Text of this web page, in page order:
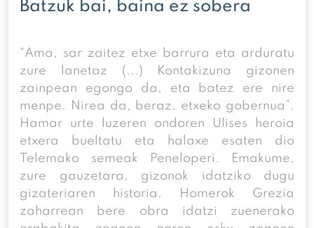
Batzuk bai, baina ez sobera
“Ama, sar zaitez etxe barrura eta arduratu
zure lanetaz (...) Kontakizuna gizonen
zainpean egongo da, eta batez ere nire
menpe. Nirea da, beraz, etxeko gobernua”.
Hamar urte luzeren ondoren Ulises heroia
etxera bueltatu eta halaxe esaten dio
Telemako semeak Peneloperi. Emakume,
zure gauzetara, gizonok idatziko dugu
gizateriaren historia. Homerok Grezia
zaharrean bere obra idatzi zuenerako